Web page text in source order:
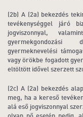
(2b) A (2a) bekezdés
tevékenységgel járó
jogviszonnyal,
gyermekgondozási
gyermeknevelési
vagy örökbe fogadott
eltöltött idővel szerzett
(2c) A (2a) bekezdés
meg, ha a kereső
alá eső jogviszonnyal